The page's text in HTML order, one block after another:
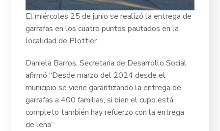
El miércoles 25 de junio se realizó la entrega de
garrafas en los cuatro puntos pautados en la
localidad de Plottier.
Daniela Barros, Secretaria de Desarrollo Social
afirmó “Desde marzo del 2024 desde el
municipio se viene garantizando la entrega de
garrafas a 400 familias, si bien el cupo está
completo también hay refuerzo con la entrega
de leña”